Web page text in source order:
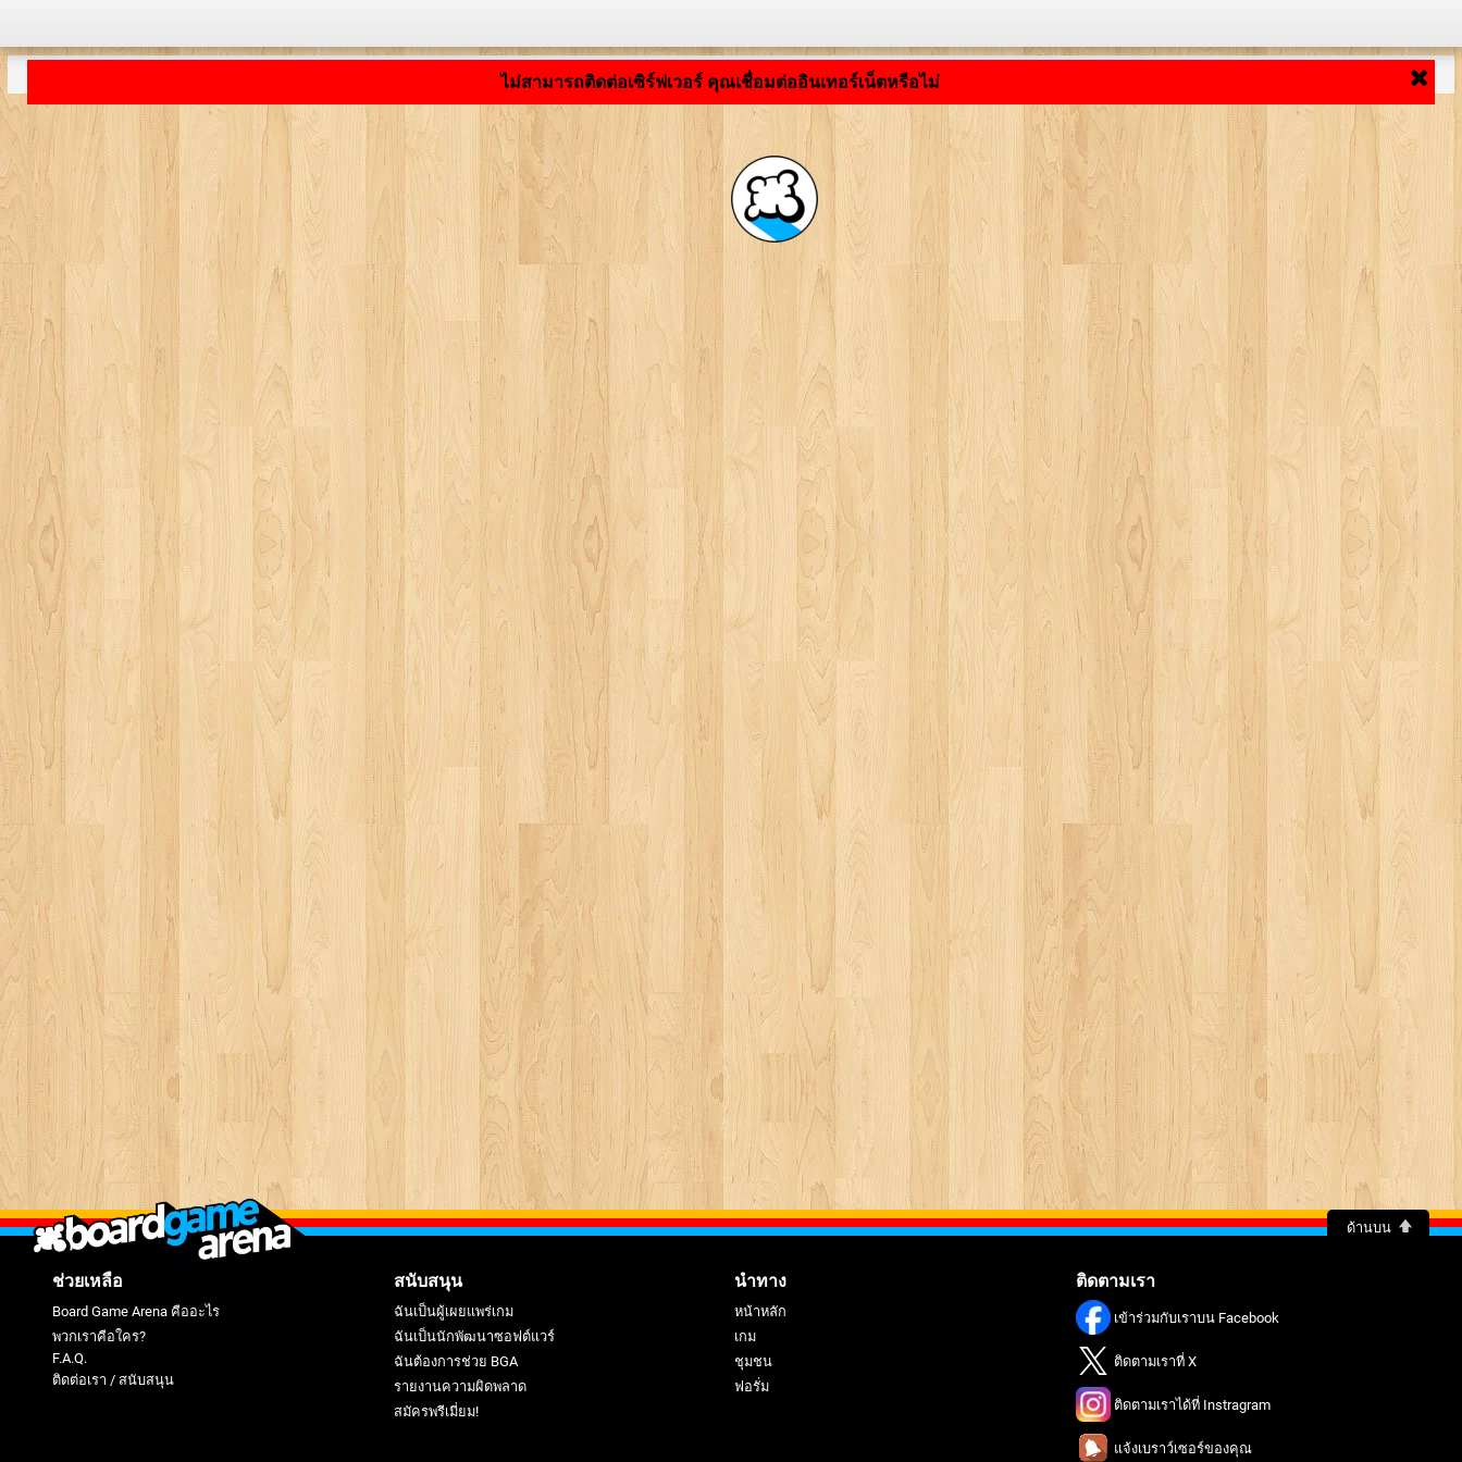
ไม่สามารถติดต่อเซิร์ฟเวอร์ คุณเชื่อมต่ออินเทอร์เน็ตหรือไม่
กำลังโหลดแอปพลิเคชัน ... ...
ด้านบน
ช่วยเหลือ
Board Game Arena คืออะไร
พวกเราคือใคร?
F.A.Q.
ติดต่อเรา / สนับสนุน
สนับสนุน
ฉันเป็นผู้เผยแพร่เกม
ฉันเป็นนักพัฒนาซอฟต์แวร์
ฉันต้องการช่วย BGA
รายงานความผิดพลาด
สมัครพรีเมี่ยม!
นำทาง
หน้าหลัก
เกม
ชุมชน
ฟอรั่ม
ติดตามเรา
เข้าร่วมกับเราบน Facebook
ติดตามเราที่ X
ติดตามเราได้ที่ Instragram
แจ้งเบราว์เซอร์ของคุณ